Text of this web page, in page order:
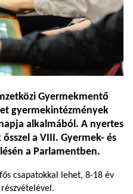
Gyermekmentő
gyermekintézmények
alkalmából. A nyertes
a VIII. Gyermek- és
a Parlamentben.
csapatokkal lehet, 8-18 év